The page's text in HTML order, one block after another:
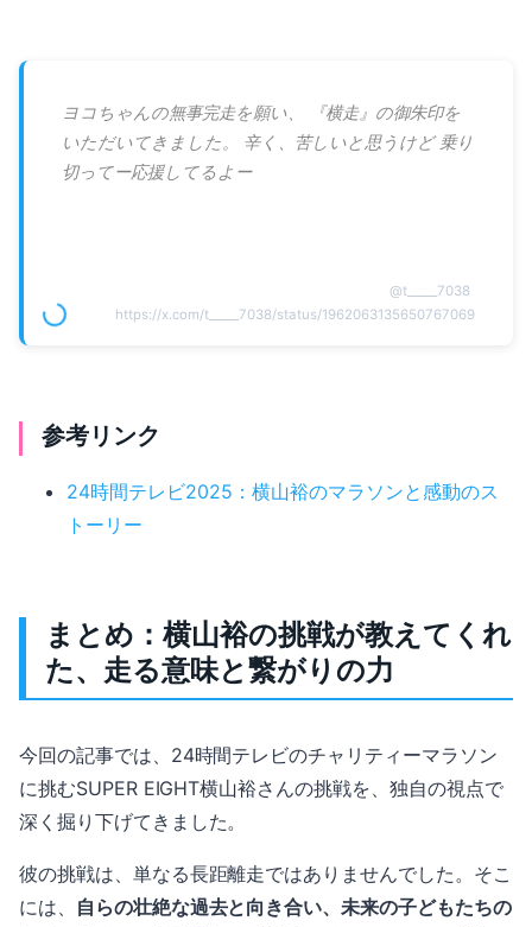
ヨコちゃんの無事完走を願い、 『横走』の御朱印を
いただいてきました。 辛く、苦しいと思うけど 乗り
切ってー応援してるよー
@t_____7038
https://x.com/t_____7038/status/1962063135650767069
参考リンク
24時間テレビ2025：横山裕のマラソンと感動のス
トーリー
まとめ：横山裕の挑戦が教えてくれ
た、走る意味と繋がりの力
今回の記事では、24時間テレビのチャリティーマラソン
に挑むSUPER EIGHT横山裕さんの挑戦を、独自の視点で
深く掘り下げてきました。
彼の挑戦は、単なる長距離走ではありませんでした。そこ
には、
自らの壮絶な過去と向き合い、未来の子どもたちの